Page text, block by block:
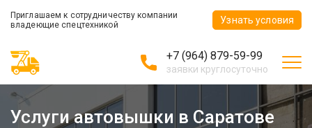
Приглашаем к сотрудничеству компании
владеющие спецтехникой
Узнать условия
+7 (964) 879-59-99
заявки круглосуточно
Услуги автовышки в Саратове